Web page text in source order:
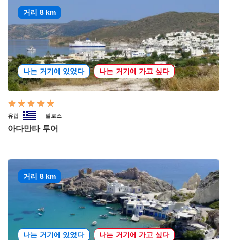
거리 8 km
나는 거기에 있었다 나는 거기에 가고 싶다
유럽 밀로스
아다만타 투어
거리 8 km
나는 거기에 있었다 나는 거기에 가고 싶다